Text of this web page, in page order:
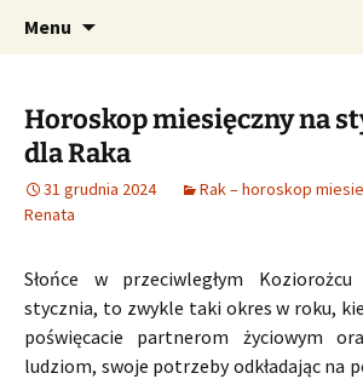
CzaroMarowy
dzienny,
tygodniowy
Profesjonalne przepowiednie
Menu
Horoskop miesięczny na
dla Raka
31 grudnia 2024 Rak – horoskop
Renata
Słońce w przeciwległym
stycznia, to zwykle taki okres w roku,
poświęcacie partnerom życiowym
ludziom, swoje potrzeby odkładając na